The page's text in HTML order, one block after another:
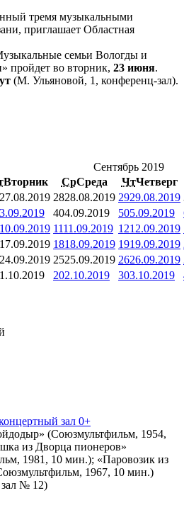
семьи Вологды и
пройдет во вторник, 23 июня.
(М. Ульяновой, 1, конференц-зал).
Сентябрь 2019
Вторник СрСреда ЧтЧетверг
27.08.2019 2828.08.2019 2929.08.2019
404.09.2019 505.09.2019
10.09.2019 1111.09.2019 1212.09.2019
17.09.2019 1818.09.2019 1919.09.2019
24.09.2019 2525.09.2019 2626.09.2019
202.10.2019 303.10.2019
зал 0+
(Союзмультфильм, 1954,
из Дворца пионеров»
1981, 10 мин.); «Паровозик из
1967, 10 мин.)
зал № 12)